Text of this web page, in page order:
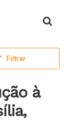
Filtrar
à